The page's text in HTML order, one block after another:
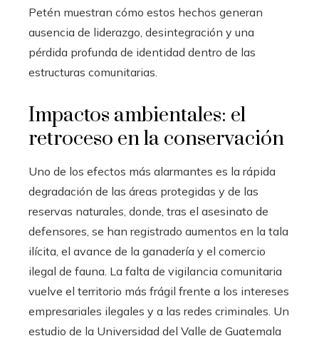
Petén muestran cómo estos hechos generan
ausencia de liderazgo, desintegración y una
pérdida profunda de identidad dentro de las
estructuras comunitarias.
Impactos ambientales: el
retroceso en la conservación
Uno de los efectos más alarmantes es la rápida
degradación de las áreas protegidas y de las
reservas naturales, donde, tras el asesinato de
defensores, se han registrado aumentos en la tala
ilícita, el avance de la ganadería y el comercio
ilegal de fauna. La falta de vigilancia comunitaria
vuelve el territorio más frágil frente a los intereses
empresariales ilegales y a las redes criminales. Un
estudio de la Universidad del Valle de Guatemala